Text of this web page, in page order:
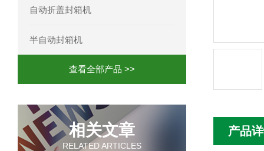
产品
自动折盖封箱机
半自动封箱机
查看全部产品 >>
相关文章
RELATED ARTICLES